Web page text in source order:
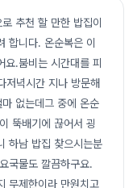
추천 할 만한 밥집이
합니다. 온순복은 이
.붐비는 시간대를 피
저녁시간 지나 방문해
없는데그 중에 온순
뚝배기에 끊어서 굉
하남 밥집 찾으시는분
국물도 깔끔하구요.
무제한이라 만원치고